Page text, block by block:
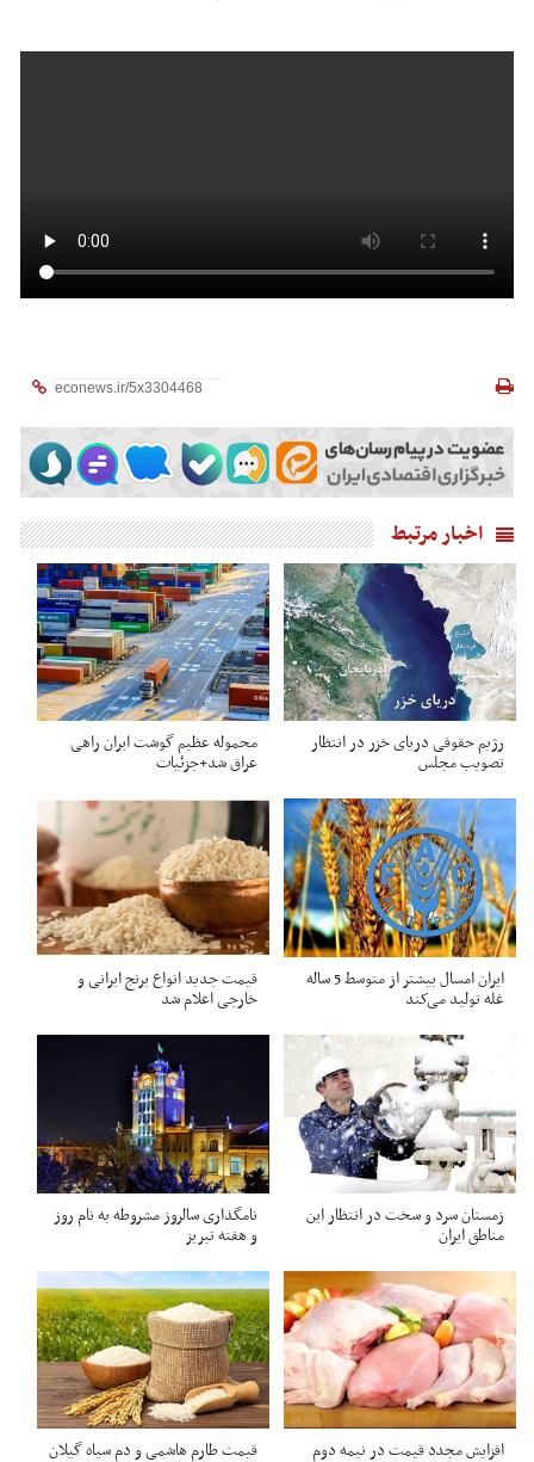
اخبار مرتبط
رژیم حقوقی دریای خزر در انتظار
تصویب مجلس
محموله عظیم گوشت ایران راهی
عراق شد+جزئیات
ایران امسال بیشتر از متوسط 5 ساله
غله تولید می‌کند
قیمت جدید انواع برنج ایرانی و
خارجی اعلام شد
زمستان سرد و سخت در انتظار این
مناطق ایران
نامگذاری سالروز مشروطه به نام روز
و هفته تبریز
افزایش مجدد قیمت در نیمه دوم قیمت طارم هاشمی و دم سیاه گیلان